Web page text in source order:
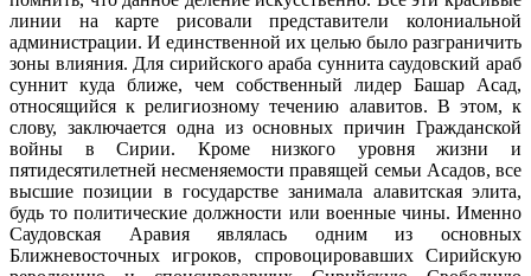
линии на карте рисовали представители колониальной
администрации. И единственной их целью было разграничить
зоны влияния. Для сирийского араба суннита саудовский араб
суннит куда ближе, чем собственный лидер Башар Асад,
относящийся к религиозному течению алавитов. В этом, к
слову, заключается одна из основных причин Гражданской
войны в Сирии. Кроме низкого уровня жизни и
пятидесятилетней несменяемости правящей семьи Асадов, все
высшие позиции в государстве занимала алавитская элита,
будь то политические должности или военные чины. Именно
Саудовская Аравия являлась одним из основных
Ближневосточных игроков, спровоцировавших Сирийскую